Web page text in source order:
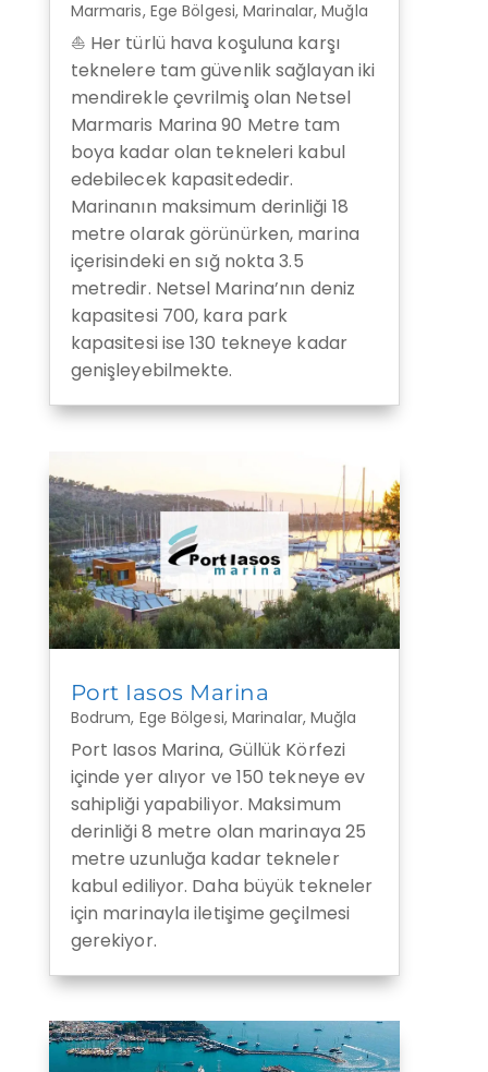
Marmaris, Ege Bölgesi,Marinalar,Muğla
⛵ Her türlü hava koşuluna karşı
teknelere tam güvenlik sağlayan iki
mendirekle çevrilmiş olan Netsel
Marmaris Marina 90 Metre tam
boya kadar olan tekneleri kabul
edebilecek kapasitededir.
Marinanın maksimum derinliği 18
metre olarak görünürken, marina
içerisindeki en sığ nokta 3.5
metredir. Netsel Marina’nın deniz
kapasitesi 700, kara park
kapasitesi ise 130 tekneye kadar
genişleyebilmekte.
Port Iasos Marina
Bodrum, Ege Bölgesi, Marinalar,Muğla
Port Iasos Marina, Güllük Körfezi
içinde yer alıyor ve 150 tekneye ev
sahipliği yapabiliyor. Maksimum
derinliği 8 metre olan marinaya 25
metre uzunluğa kadar tekneler
kabul ediliyor. Daha büyük tekneler
için marinayla iletişime geçilmesi
gerekiyor.